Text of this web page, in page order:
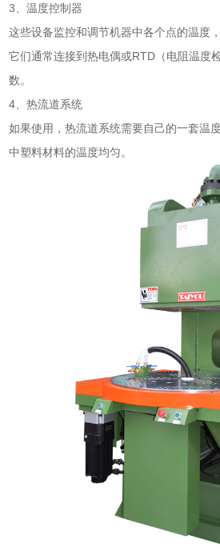
3、温度控制器
这些设备监控和调节机器中各个点的温度
它们通常连接到热电偶或RTD（电阻温度
数。
4、热流道系统
如果使用，热流道系统需要自己的一套温
中塑料材料的温度均匀。